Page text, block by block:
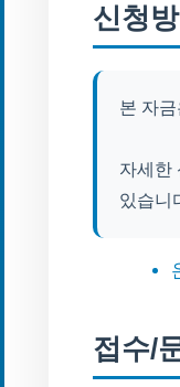
신청방
본 자
자세한
있습니
접수/